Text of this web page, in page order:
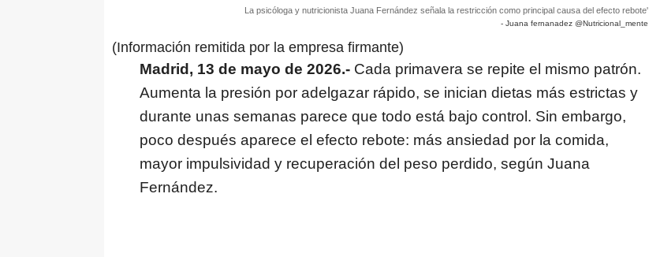
La psicóloga y nutricionista Juana Fernández señala la restricción como principal causa del efecto rebote'
- Juana fernanadez @Nutricional_mente
(Información remitida por la empresa firmante)
Madrid, 13 de mayo de 2026.- Cada primavera se repite el mismo patrón.
Aumenta la presión por adelgazar rápido, se inician dietas más estrictas y
durante unas semanas parece que todo está bajo control. Sin embargo,
poco después aparece el efecto rebote: más ansiedad por la comida,
mayor impulsividad y recuperación del peso perdido, según Juana
Fernández.